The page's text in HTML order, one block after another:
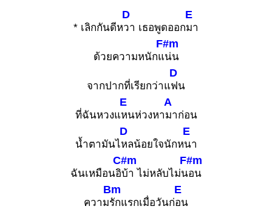
* เลิกกันดีห
D
วา เธอพูดออก
E
มา
ด้วยความหนักแ
F#m
น่น
จากปากที่เรียกว่าแ
D
ฟน
ที่ฉันหวงแ
E
หนห่วงหา
A
มาก่อน
น้ำตามันไ
D
หลน้อยใจนักห
E
นา
ฉันเหมือนอิ
C#m
บ้า ไม่หลับไม่น
F#m
อน
ความ
Bm
รักแรกเมื่อวันก่
E
อน